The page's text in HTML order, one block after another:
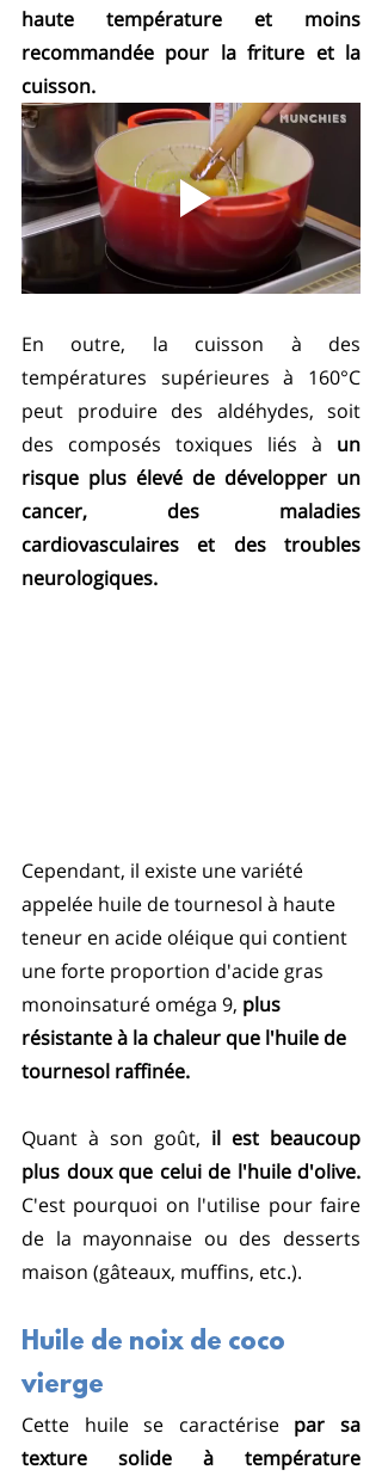
haute température et moins
recommandée pour la friture et la
cuisson.
En outre, la cuisson à des
températures supérieures à 160°C
peut produire des aldéhydes, soit
des composés toxiques liés à un
risque plus élevé de développer un
cancer, des maladies
cardiovasculaires et des troubles
neurologiques.
Cependant, il existe une variété
appelée huile de tournesol à haute
teneur en acide oléique qui contient
une forte proportion d'acide gras
monoinsaturé oméga 9, plus
résistante à la chaleur que l'huile de
tournesol raffinée.
Quant à son goût, il est beaucoup
plus doux que celui de l'huile d'olive.
C'est pourquoi on l'utilise pour faire
de la mayonnaise ou des desserts
maison (gâteaux, muffins, etc.).
Huile de noix de coco
vierge
Cette huile se caractérise par sa
texture solide à température